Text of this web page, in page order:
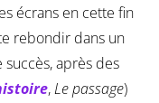
écrans en cette fin
rebondir dans un
après des
,Le passage)